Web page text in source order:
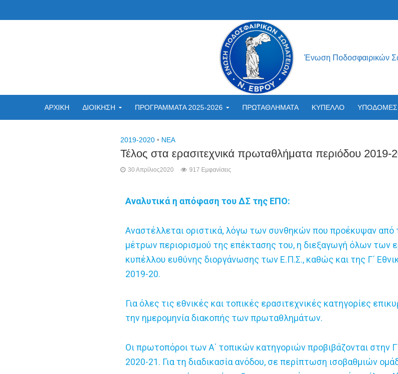
Ένωση Ποδοσφαιρικών
ΑΡΧΙΚΗ ΔΙΟΙΚΗΣΗ ΠΡΟΓΡΑΜΜΑΤΑ 2025-2026 ΠΡΩΤΑΘΛΗΜΑΤΑ ΚΥΠΕΛΛΟ ΥΠΟΔΟΜΕΣ
2019-2020 • NEA
Τέλος στα ερασιτεχνικά πρωταθλήματα περιόδου
30 Απρίλιος2020 917 Εμφανίσεις
Αναλυτικά η απόφαση του ΔΣ της ΕΠΟ:
Αναστέλλεται οριστικά, λόγω των συνθηκών που προέκυψαν
μέτρων περιορισμού της επέκτασης του, η διεξαγωγή όλων των
κυπέλλου ευθύνης διοργάνωσης των Ε.Π.Σ., καθώς και της Γ΄
2019-20.
Για όλες τις εθνικές και τοπικές ερασιτεχνικές κατηγορίες
την ημερομηνία διακοπής των πρωταθλημάτων.
Οι πρωτοπόροι των Α΄ τοπικών κατηγοριών προβιβάζονται στην
2020-21. Για τη διαδικασία ανόδου, σε περίπτωση ισοβαθμιών